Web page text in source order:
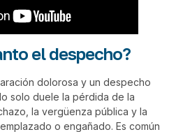
el despecho?
dolorosa y un despecho
solo duele la pérdida de la
la vergüenza pública y la
o engañado. Es común